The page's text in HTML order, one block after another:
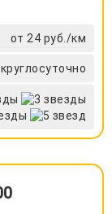
от 24 руб./км
круглосуточно